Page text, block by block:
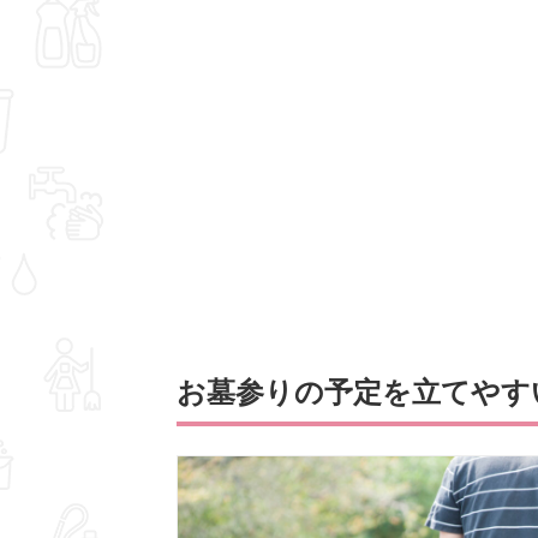
お墓参りの予定を立てや